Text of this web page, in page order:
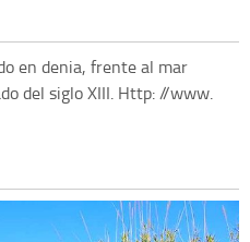
en denia, frente al mar
del siglo XIII. Http: //www.